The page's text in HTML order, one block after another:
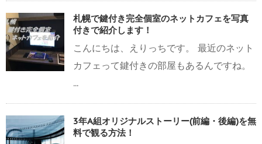
札幌で鍵付き完全個室のネットカフェを写真
付きで紹介します！
こんにちは、えりっちです。 最近のネット
カフェって鍵付きの部屋もあるんですね。
...
3年A組オリジナルストーリー(前編・後編)を無
料で観る方法！